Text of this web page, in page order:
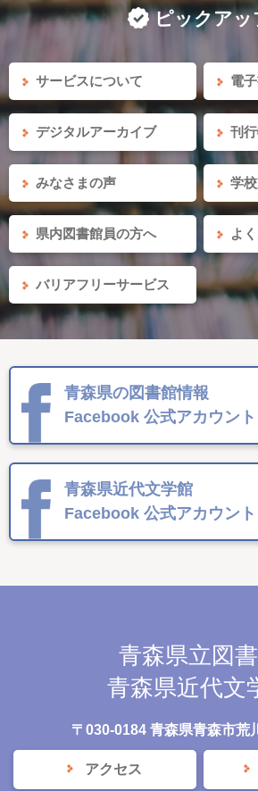
ピックアッ
サービスについて 電
デジタルアーカイブ 刊
みなさまの声 学
県内図書館員の方へ よ
バリアフリーサービス
青森県の図書館情報
Facebook 公式アカウント
青森県近代文学館
Facebook 公式アカウント
青森県立図
青森県近代文
〒030-0184 青森県青森市荒
アクセス